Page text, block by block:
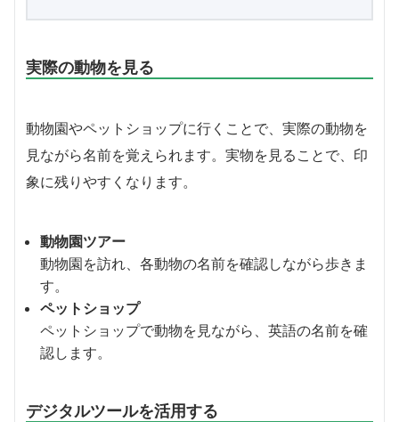
実際の動物を見る
動物園やペットショップに行くことで、実際の動物を
見ながら名前を覚えられます。実物を見ることで、印
象に残りやすくなります。
動物園ツアー
動物園を訪れ、各動物の名前を確認しながら歩きま
す。
ペットショップ
ペットショップで動物を見ながら、英語の名前を確
認します。
デジタルツールを活用する